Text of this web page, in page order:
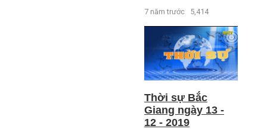
7 năm trước 5,414
Thời sự Bắc
Giang ngày 13 -
12 - 2019